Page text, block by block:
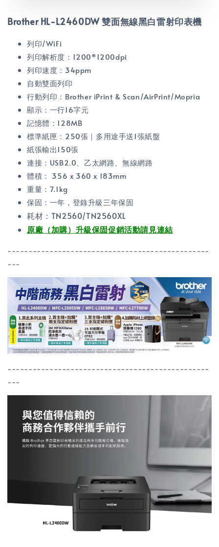
Brother HL-L2460DW 雙面無線黑白雷射印表機
列印/WiFi
列印解析度：1200*1200dpi
列印速度：34ppm
自動雙面列印
行動列印：Brother iPrint & Scan/AirPrint/Mopria
顯示：一行16字元
記憶體：128MB
標準紙匣：250張｜多用途手送1張紙盤
紙張輸出150張
連接：USB2.0、乙太網路、無線網路
體積： 356 x 360 x 183mm
重量：7.1kg
保固：一年，登錄升級三年保固
耗材：TN2560/TN2560XL
原廠（加購）升級保固促銷活動請見連結
------------------------------------------------
---
------------------------------------------------
---